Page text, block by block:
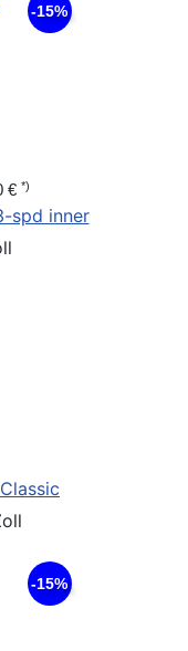
-15%
€ *)
spd inner
-15%